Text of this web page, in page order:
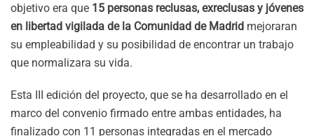
objetivo era que 15 personas reclusas, exreclusas y jóvenes
en libertad vigilada de la Comunidad de Madrid mejoraran
su empleabilidad y su posibilidad de encontrar un trabajo
que normalizara su vida.
Esta III edición del proyecto, que se ha desarrollado en el
marco del convenio firmado entre ambas entidades, ha
finalizado con 11 personas integradas en el mercado